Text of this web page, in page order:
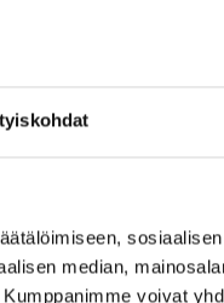
median,
voivat